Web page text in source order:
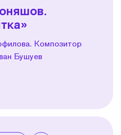
Композитор
Бушуев